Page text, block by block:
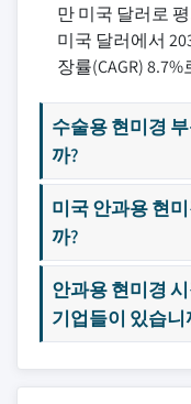
만 미국 달러로
미국 달러에서
장률(CAGR)
수술용 현미경
까?
미국 안과용 현
까?
안과용 현미경
기업들이 있습니